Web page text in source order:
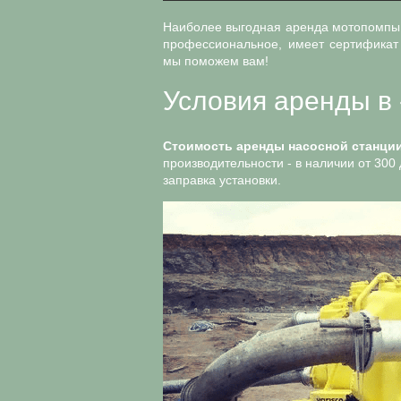
Наиболее выгодная аренда
профессиональное, имеет
мы поможем вам!
Условия аренды
Стоимость аренды насосной
производительности - в наличии от 300
заправка установки.